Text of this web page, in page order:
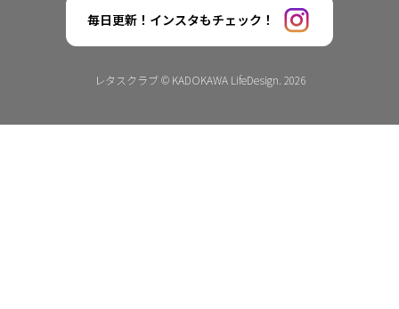
毎日更新！インスタもチェック！
レタスクラブ © KADOKAWA LifeDesign. 2026